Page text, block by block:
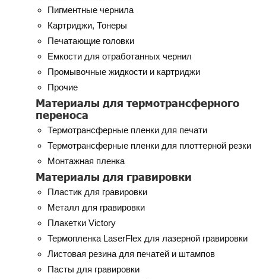
Пигментные чернила
Картриджи, Тонеры
Печатающие головки
Емкости для отработанных чернил
Промывочные жидкости и картриджи
Прочие
Материалы для термотрансферного
переноса
Термотрансферные пленки для печати
Термотрансферные пленки для плоттерной резки
Монтажная пленка
Материалы для гравировки
Пластик для гравировки
Металл для гравировки
Плакетки Victory
Термопленка LaserFlex для лазерной гравировки
Листовая резина для печатей и штампов
Пасты для гравировки